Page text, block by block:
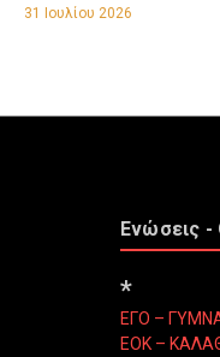
31 Ιουλίου 2026
Ενώσεις
*
ΕΓΟ –
ΕΟΚ –